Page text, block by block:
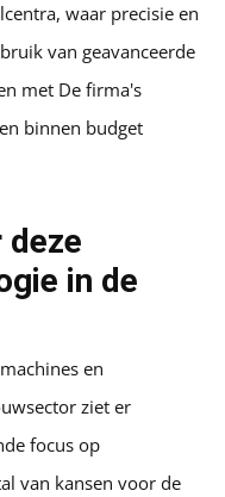
waar precisie en
van geavanceerde
met De firma's
binnen budget
in de
en
ziet er
focus op
van kansen voor de